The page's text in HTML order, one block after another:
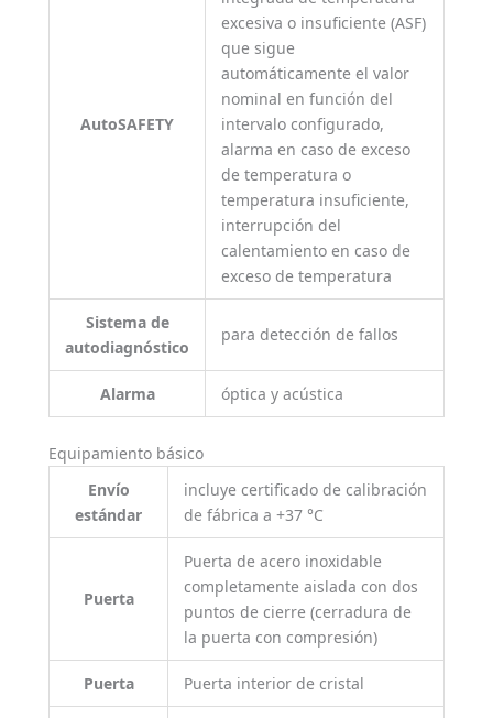
AutoSAFETY
excesiva o insuficiente (ASF)
que sigue
automáticamente el valor
nominal en función del
intervalo configurado,
alarma en caso de exceso
de temperatura o
temperatura insuficiente,
interrupción del
calentamiento en caso de
exceso de temperatura
Sistema de
autodiagnóstico
para detección de fallos
Alarma óptica y acústica
Equipamiento básico
Envío
estándar
incluye certificado de calibración
de fábrica a +37 °C
Puerta
Puerta de acero inoxidable
completamente aislada con dos
puntos de cierre (cerradura de
la puerta con compresión)
Puerta Puerta interior de cristal